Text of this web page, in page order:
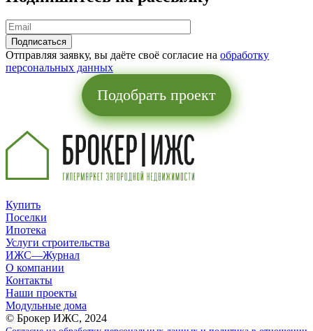
Отправляя заявку, вы даёте своё согласие на обработку
персональных данных
Подобрать проект
Купить
Поселки
Ипотека
Услуги строительства
ИЖС—Журнал
О компании
Контакты
Наши проекты
Модульные дома
© Брокер ИЖС, 2024